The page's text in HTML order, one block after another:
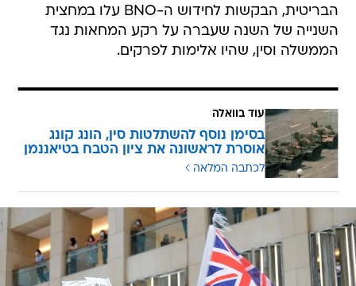
הבריטית, הבקשות לחידוש ה-BNO עלו במחצית
השנייה של השנה שעברה על רקע המחאות נגד
הממשלה וסין, שהיו אלימות לפרקים.
עוד בוואלה
בסימן נוסף להשתלטות סין, הונג קונג
אוסרת לראשונה את ציון הטבח בטיאננמן
לכתבה המלאה